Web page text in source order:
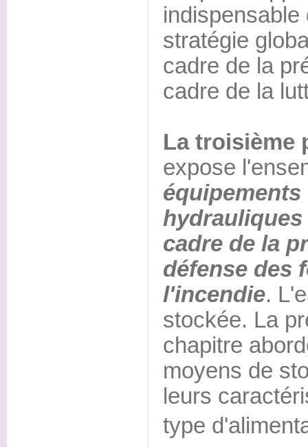
indispensable
stratégie
cadre de la
cadre de la
La troisième
expose
équipements
cadre de la
défense des
l'incendie.
stockée. La
chapitre
moyens de
leurs
type